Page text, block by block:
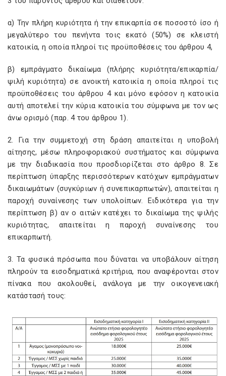
α) Την πλήρη κυριότητα ή την επικαρπία σε ποσοστό ίσο ή
μεγαλύτερο του πενήντα τοις εκατό (50%) σε κλειστή
κατοικία, η οποία πληροί τις προϋποθέσεις του άρθρου 4,
β) εμπράγματο δικαίωμα (πλήρης κυριότητα/επικαρπία/
ψιλή κυριότητα) σε ανοικτή κατοικία η οποία πληροί τις
προϋποθέσεις του άρθρου 4 και μόνο εφόσον η κατοικία
αυτή αποτελεί την κύρια κατοικία του σύμφωνα με τον ως
άνω ορισμό (παρ. 4 του άρθρου 1).
2. Για την συμμετοχή στη δράση απαιτείται η υποβολή
αίτησης, μέσω πληροφοριακού συστήματος και σύμφωνα
με την διαδικασία που προσδιορίζεται στο άρθρο 8. Σε
περίπτωση ύπαρξης περισσότερων κατόχων εμπράγματων
δικαιωμάτων (συγκύριων ή συνεπικαρπωτών), απαιτείται η
παροχή συναίνεσης των υπολοίπων. Ειδικότερα για την
περίπτωση β) αν ο αιτών κατέχει το δικαίωμα της ψιλής
κυριότητας, απαιτείται η παροχή συναίνεσης του
επικαρπωτή.
3. Τα φυσικά πρόσωπα που δύναται να υποβάλουν αίτηση
πληρούν τα εισοδηματικά κριτήρια, που αναφέρονται στον
πίνακα που ακολουθεί, ανάλογα με την οικογενειακή
κατάστασή τους: